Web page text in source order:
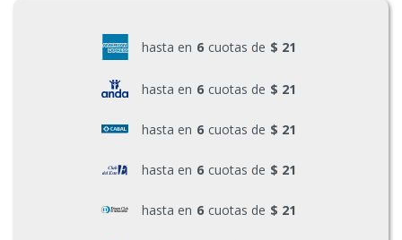
hasta en 6 cuotas de $ 21
hasta en 6 cuotas de $ 21
hasta en 6 cuotas de $ 21
hasta en 6 cuotas de $ 21
hasta en 6 cuotas de $ 21